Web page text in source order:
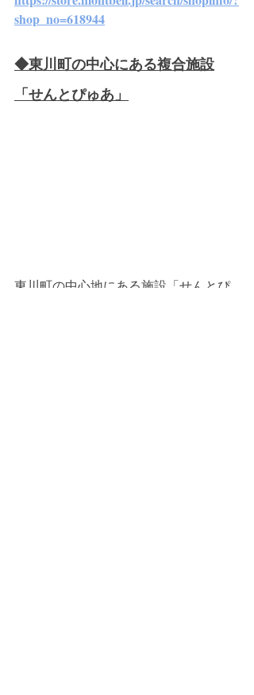
shop_no=618944
◆東川町の中心にある複合施設
「せんとぴゅあ」
東川町の中心地にある施設「せんとぴ